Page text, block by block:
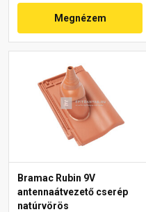
Megnézem
Bramac Rubin 9V
antennaátvezető cserép
natúrvörös